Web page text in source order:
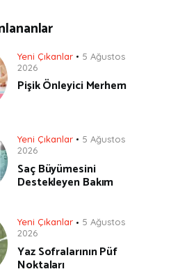
Yeni Çıkanlar
5 Ağustos
2026
Pişik Önleyici Merhem
Yeni Çıkanlar
5 Ağustos
2026
Saç Büyümesini
Destekleyen Bakım
Yeni Çıkanlar
5 Ağustos
2026
Yaz Sofralarının Püf
Noktaları